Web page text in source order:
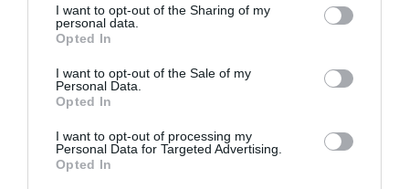
I want to opt-out of the Sharing of my
personal data.
Opted In
I want to opt-out of the Sale of my
Personal Data.
Opted In
I want to opt-out of processing my
Personal Data for Targeted Advertising.
Opted In
Articolul anterior
Ambasada lor
Următorul articol